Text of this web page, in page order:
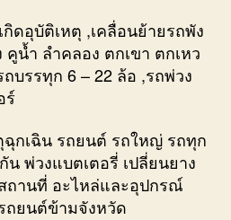
ดอุบัติเหตุ ,เคลื่อนย้ายรถพัง
น้ำ ลำคลอง ตกเขา ตกเหว
บรรทุก 6 – 22 ล้อ ,รถพ่วง
ร์
ฉุกเฉิน รถยนต์ รถใหญ่ รถทุก
พ่วงแบตเตอรี่ เปลี่ยนยาง
ถานที่ อะไหล่และอุปกรณ์
ถยนต์ข้ามจังหวัด